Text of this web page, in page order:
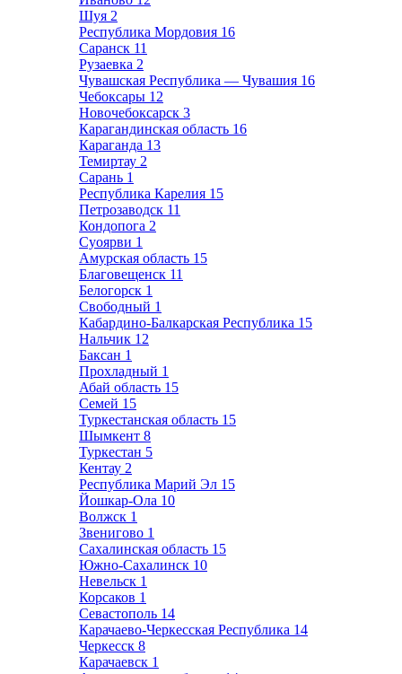
Шуя 2
Республика Мордовия 16
Саранск 11
Рузаевка 2
Чувашская Республика — Чувашия 16
Чебоксары 12
Новочебоксарск 3
Карагандинская область 16
Караганда 13
Темиртау 2
Сарань 1
Республика Карелия 15
Петрозаводск 11
Кондопога 2
Суоярви 1
Амурская область 15
Благовещенск 11
Белогорск 1
Свободный 1
Кабардино-Балкарская Республика 15
Нальчик 12
Баксан 1
Прохладный 1
Абай область 15
Семей 15
Туркестанская область 15
Шымкент 8
Туркестан 5
Кентау 2
Республика Марий Эл 15
Йошкар-Ола 10
Волжск 1
Звенигово 1
Сахалинская область 15
Южно-Сахалинск 10
Невельск 1
Корсаков 1
Севастополь 14
Карачаево-Черкесская Республика 14
Черкесск 8
Карачаевск 1